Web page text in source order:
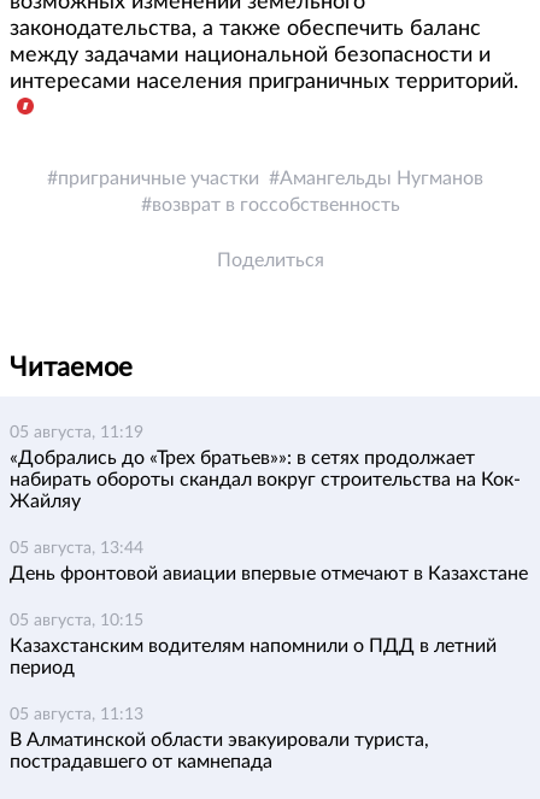
законодательства, а также обеспечить баланс
между задачами национальной безопасности и
интересами населения приграничных территорий.
приграничные участки
Амангельды Нугманов
возврат в госсобственность
Поделиться
Читаемое
05 августа, 11:19
«Добрались до «Трех братьев»»: в сетях продолжает
набирать обороты скандал вокруг строительства на Кок-
Жайляу
05 августа, 13:44
День фронтовой авиации впервые отмечают в Казахстане
05 августа, 10:15
Казахстанским водителям напомнили о ПДД в летний
период
05 августа, 11:13
В Алматинской области эвакуировали туриста,
пострадавшего от камнепада